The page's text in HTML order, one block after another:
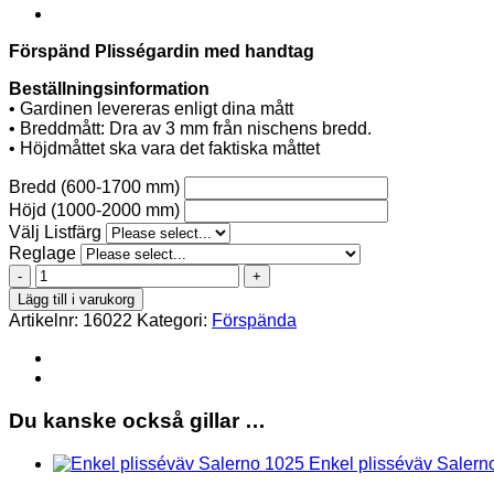
Förspänd Plisségardin med handtag
Beställningsinformation
• Gardinen levereras enligt dina mått
• Breddmått: Dra av 3 mm från nischens bredd.
• Höjdmåttet ska vara det faktiska måttet
Bredd (600-1700 mm)
Höjd (1000-2000 mm)
Välj Listfärg
Reglage
Salerno
1025
Förspänd
handtag
mängd
Lägg till i varukorg
Artikelnr: 16022 Kategori: Förspända
Du kanske också gillar …
Enkel plisséväv